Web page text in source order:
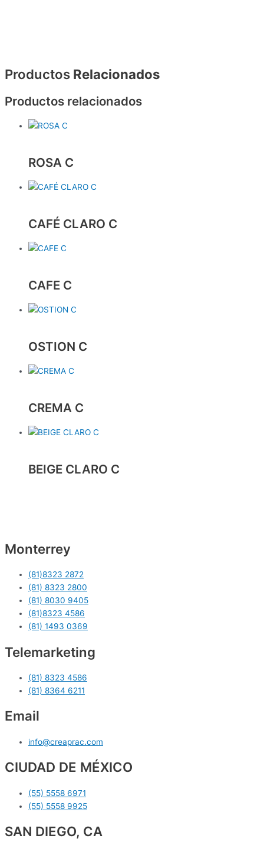
Productos Relacionados
Productos relacionados
ROSA C
CAFÉ CLARO C
CAFE C
OSTION C
CREMA C
BEIGE CLARO C
Monterrey
(81)8323 2872
(81) 8323 2800
(81) 8030 9405
(81)8323 4586
(81) 1493 0369
Telemarketing
(81) 8323 4586
(81) 8364 6211
Email
info@creaprac.com
CIUDAD DE MÉXICO
(55) 5558 6971
(55) 5558 9925
SAN DIEGO, CA